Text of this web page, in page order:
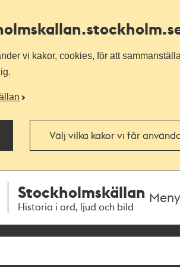
vi kakor, cookies, för att
Välj vilka kakor vi får
Stockholmskällan
Historia i ord, ljud och bild
Meny